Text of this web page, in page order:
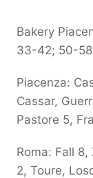
Bakery
33-42; 50-
Piacenza:
Cassar,
Pastore 5,
Roma: Fall
2, Toure,